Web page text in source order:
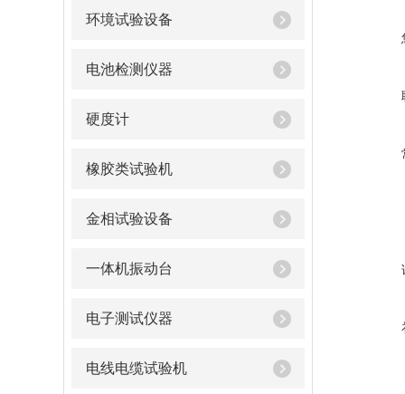
环境试验设备
电池检测仪器
硬度计
橡胶类试验机
金相试验设备
一体机振动台
电子测试仪器
电线电缆试验机